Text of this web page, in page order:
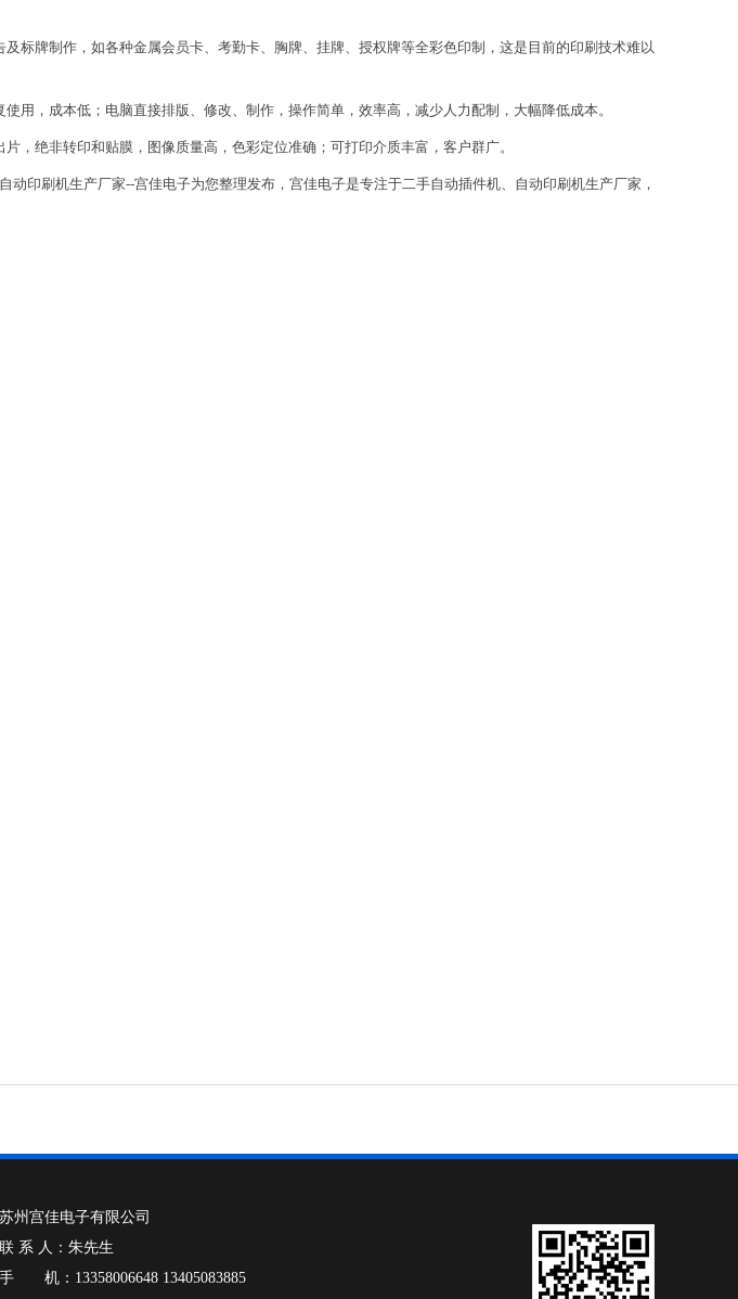
牌制作，如各种金属会员卡、考勤卡、胸牌、挂牌、授权牌等全彩色印制，这是目前的印刷技术难以
，成本低；电脑直接排版、修改、制作，操作简单，效率高，减少人力配制，大幅降低成本。
绝非转印和贴膜，图像质量高，色彩定位准确；可打印介质丰富，客户群广。
印刷机生产厂家--宫佳电子为您整理发布，宫佳电子是专注于二手自动插件机、自动印刷机生产厂家，
苏州宫佳电子有限公司
联 系 人：朱先生
手 机：13358006648 13405083885